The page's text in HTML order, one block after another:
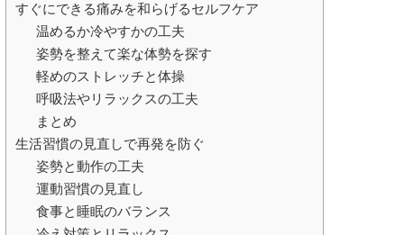
すぐにできる痛みを和らげるセルフケア
温めるか冷やすかの工夫
姿勢を整えて楽な体勢を探す
軽めのストレッチと体操
呼吸法やリラックスの工夫
まとめ
生活習慣の見直しで再発を防ぐ
姿勢と動作の工夫
運動習慣の見直し
食事と睡眠のバランス